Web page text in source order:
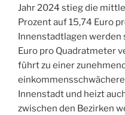
Jahr 2024 stieg die
Prozent auf 15,74 Euro
Innenstadtlagen werden
Euro pro Quadratmeter
führt zu einer
Innenstadt und heizt
zwischen den Bezirken